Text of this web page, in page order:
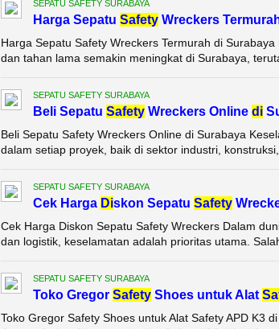
SEPATU SAFETY SURABAYA
Harga Sepatu SafetyWreckers
Harga Sepatu Safety Wreckers Termurah di
dan tahan lama semakin meningkat di Surabaya,
SEPATU SAFETY SURABAYA
Beli Sepatu SafetyWreckers Online di
Beli Sepatu Safety Wreckers Online di Surabaya
dalam setiap proyek, baik di sektor industri,
SEPATU SAFETY SURABAYA
Cek Harga Diskon Sepatu Safety
Cek Harga Diskon Sepatu Safety Wreckers Dalam
dan logistik, keselamatan adalah prioritas utama.
SEPATU SAFETY SURABAYA
Toko Gregor SafetyShoes untuk Alat
Toko Gregor Safety Shoes untuk Alat Safety APD K3